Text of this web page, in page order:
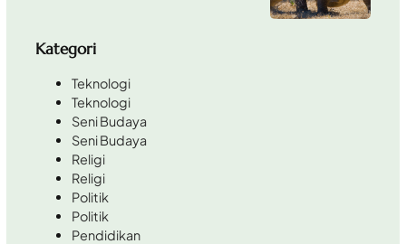
Kategori
Teknologi
Teknologi
Seni Budaya
Seni Budaya
Religi
Religi
Politik
Politik
Pendidikan